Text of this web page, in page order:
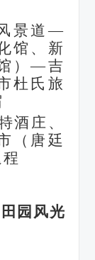
景道—
馆、新
）—吉
杜氏旅
酒庄、
（唐廷
园风光